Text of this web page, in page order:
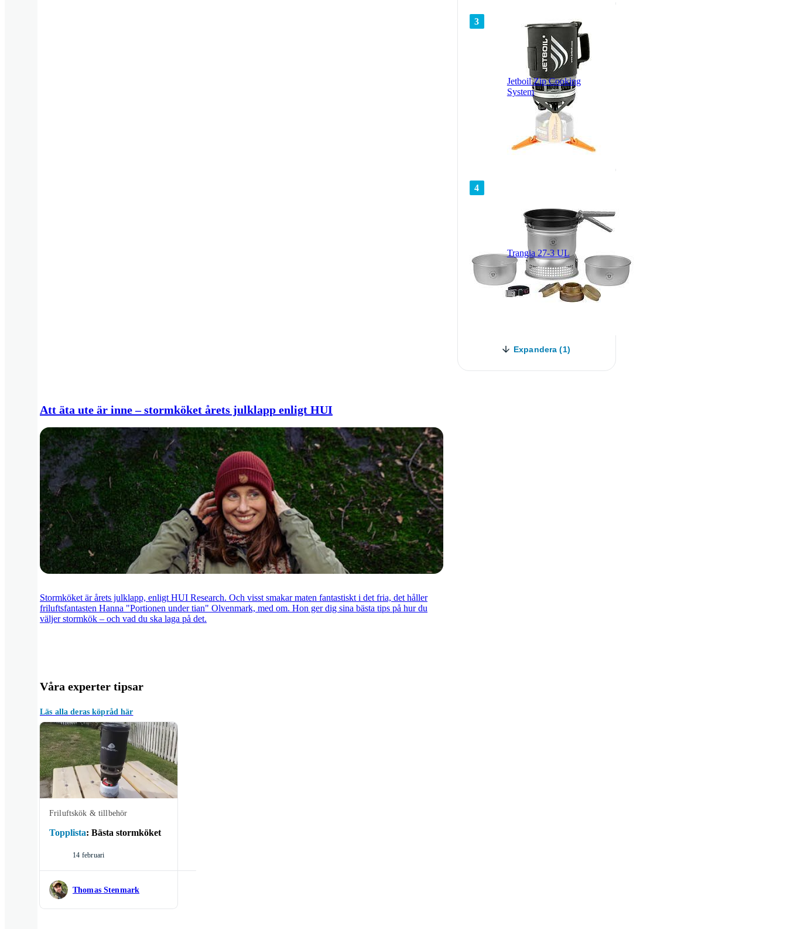
3
Jetboil Zip Cooking
System
4
Trangia 27-3 UL
Expandera (1)
Att äta ute är inne – stormköket årets julklapp enligt HUI
Stormköket är årets julklapp, enligt HUI Research. Och visst smakar maten fantastiskt i det fria, det håller
friluftsfantasten Hanna "Portionen under tian" Olvenmark, med om. Hon ger dig sina bästa tips på hur du
väljer stormkök – och vad du ska laga på det.
Våra experter tipsar
Läs alla deras köpråd här
Friluftskök & tillbehör
Topplista: Bästa stormköket
14 februari
Thomas Stenmark